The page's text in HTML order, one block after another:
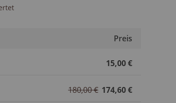
Preis
15,00 €
174,60 €
180,00 €